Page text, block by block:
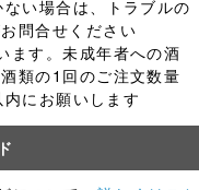
い場合は、トラブルの
問合せください
ます。未成年者への酒
類の1回のご注文数量
にお願いします